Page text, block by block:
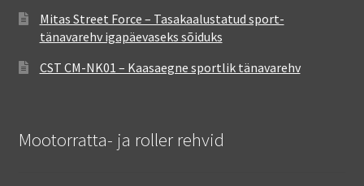
Mitas Street Force – Tasakaalustatud sport-
tänavarehv igapäevaseks sõiduks
CST CM-NK01 – Kaasaegne sportlik tänavarehv
Mootorratta- ja roller rehvid